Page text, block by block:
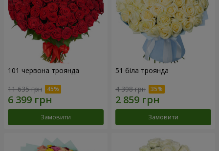
101 червона троянда
11 635 грн
Замовити
51 біла троянда
4 398 грн
Замовити